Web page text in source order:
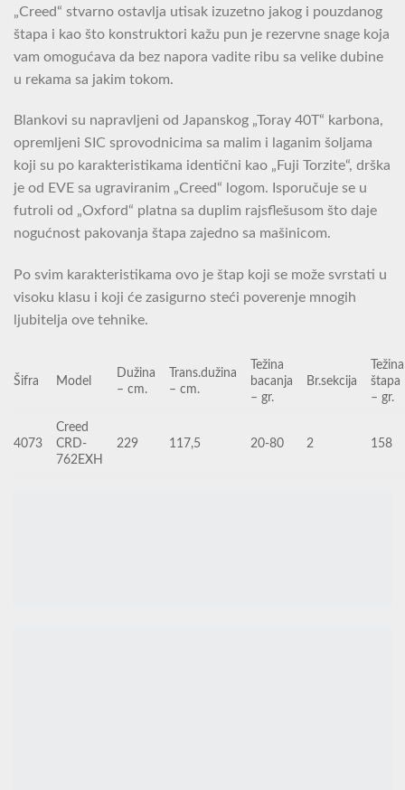
„Creed“ stvarno ostavlja utisak izuzetno jakog i pouzdanog
štapa i kao što konstruktori kažu pun je rezervne snage koja
vam omogućava da bez napora vadite ribu sa velike dubine
u rekama sa jakim tokom.
Blankovi su napravljeni od Japanskog „Toray 40T“ karbona,
opremljeni SIC sprovodnicima sa malim i laganim šoljama
koji su po karakteristikama identični kao „Fuji Torzite“, drška
je od EVE sa ugraviranim „Creed“ logom. Isporučuje se u
futroli od „Oxford“ platna sa duplim rajsflešusom što daje
nogućnost pakovanja štapa zajedno sa mašinicom.
Po svim karakteristikama ovo je štap koji se može svrstati u
visoku klasu i koji će zasigurno steći poverenje mnogih
ljubitelja ove tehnike.
Šifra Model
Dužina
– cm.
Trans.dužina
– cm.
Težina
bacanja
– gr.
Br.sekcija
Težina
štapa
– gr.
4073
Creed
CRD-
762EXH
229 117,5 20-80 2 158